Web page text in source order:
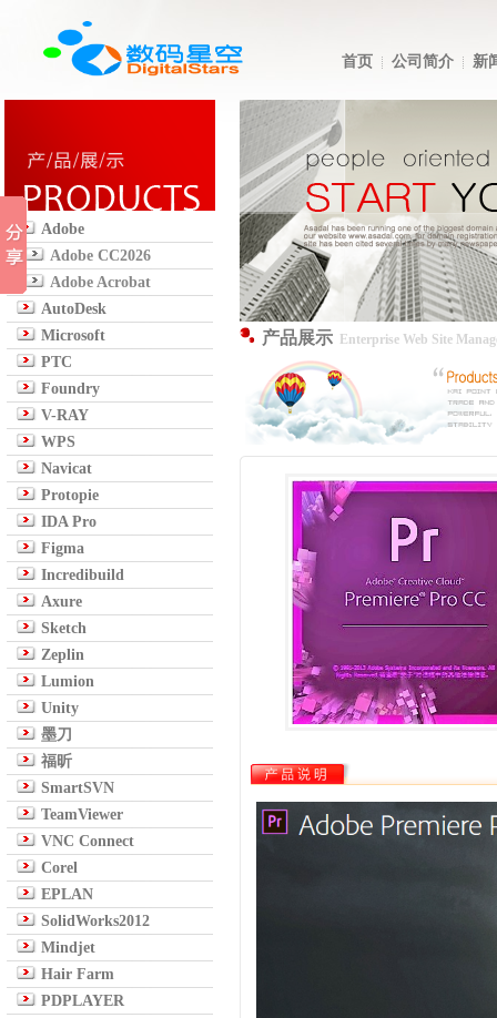
首页 公司简介 新
Adobe
Adobe CC2026
Adobe Acrobat
AutoDesk
Microsoft
PTC
Foundry
V-RAY
WPS
Navicat
Protopie
IDA Pro
Figma
Incredibuild
Axure
Sketch
Zeplin
Lumion
Unity
墨刀
福昕
SmartSVN
TeamViewer
VNC Connect
Corel
EPLAN
SolidWorks2012
Mindjet
Hair Farm
PDPLAYER
产品展示 Enterprise Web Site